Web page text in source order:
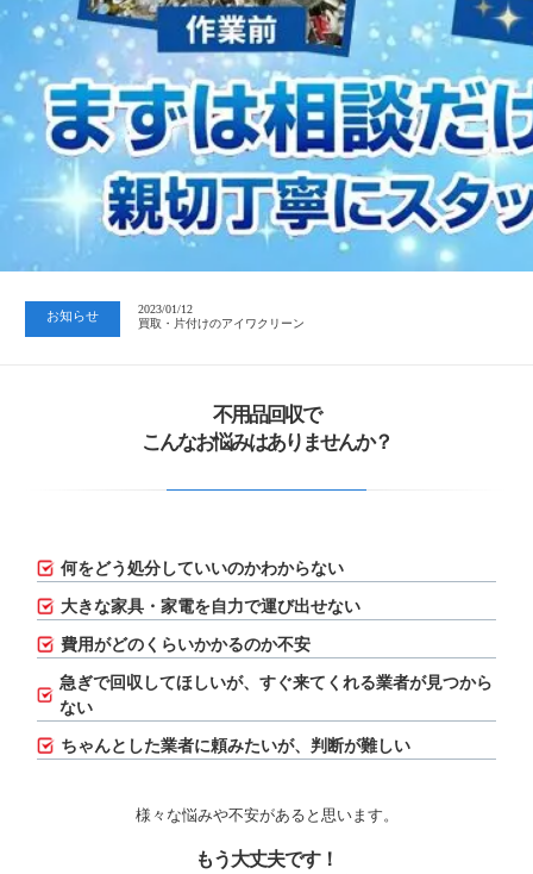
お知らせ
2023/01/12
買取・片付けのアイワクリーン
2023/07/24
中日新聞 岐阜版「空き家対策SOS」コーナーに掲載いただきまし…
2023/01/12
買取・片付けのアイワクリーン
不用品回収で
こんなお悩みはありませんか？
何をどう処分していいのかわからない
大きな家具・家電を自力で運び出せない
費用がどのくらいかかるのか不安
急ぎで回収してほしいが、すぐ来てくれる業者が見つから
ない
ちゃんとした業者に頼みたいが、判断が難しい
様々な悩みや不安があると思います。
もう大丈夫です！